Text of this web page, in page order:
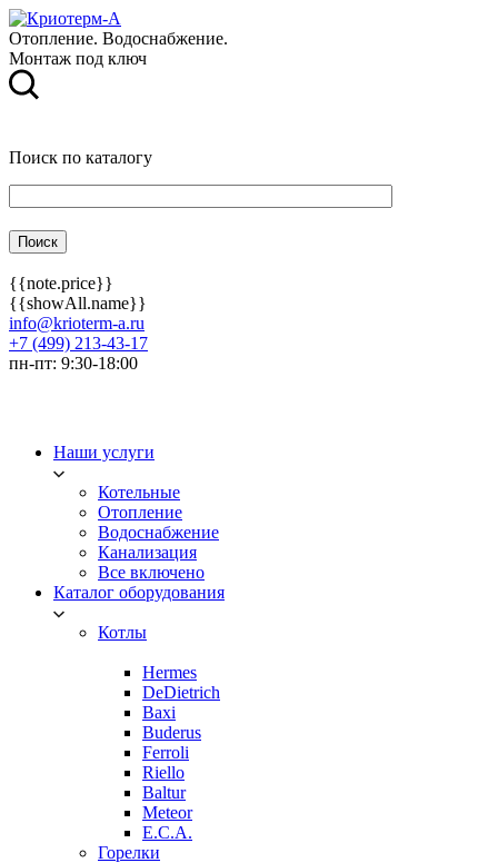
Отопление. Водоснабжение.
Монтаж под ключ
Поиск по каталогу
{{note.price}}
{{showAll.name}}
info@krioterm-a.ru
+7 (499) 213-43-17
пн-пт: 9:30-18:00
Наши услуги
Котельные
Отопление
Водоснабжение
Канализация
Все включено
Каталог оборудования
Котлы
Hermes
DeDietrich
Baxi
Buderus
Ferroli
Riello
Baltur
Meteor
E.C.A.
Горелки